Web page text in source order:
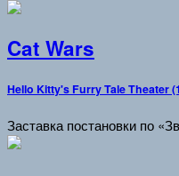
Cat Wars
Hello Kitty's Furry Tale Theater
Заставка постановки по